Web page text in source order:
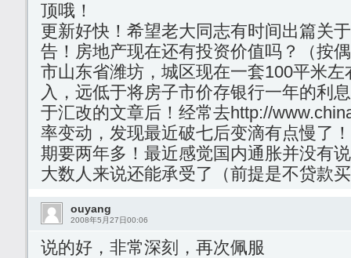
顶哦！
更新好快！希望老大同志有时间出篇关
告！房地产现在还有投资价值吗？（按
市山东省潍坊，城区现在一套100平米
入，远低于将房子市价存银行一年的利
于汇改的文章后！经常去http://
率变动，发现最近破七后变滴有点慢了
期要两年多！最近感觉国内通胀并没有
大数人来说还能承受了（前提是不贷款
ouyang
2008年5月27日00:06
说的好，非常深刻，再次佩服